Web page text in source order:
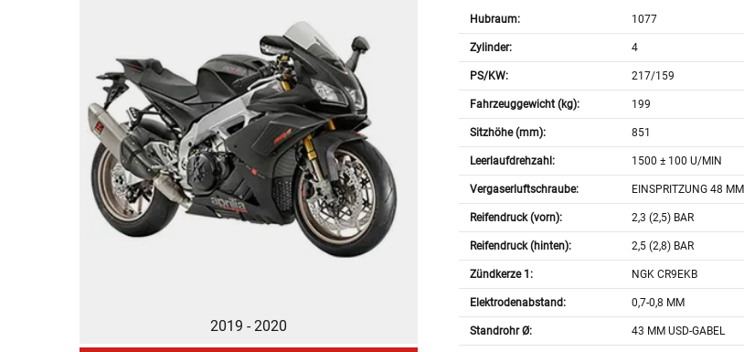
2019 - 2020
Hubraum: 1077
Zylinder: 4
PS/KW: 217/159
Fahrzeuggewicht (kg): 199
Sitzhöhe (mm): 851
Leerlaufdrehzahl: 1500 ± 100 U/MIN
Vergaserluftschraube: EINSPRITZUNG 48 MM
Reifendruck (vorn): 2,3 (2,5) BAR
Reifendruck (hinten): 2,5 (2,8) BAR
Zündkerze 1: NGK CR9EKB
Elektrodenabstand: 0,7-0,8 MM
Standrohr Ø: 43 MM USD-GABEL